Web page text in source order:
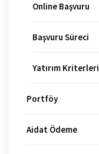
Online Başvuru
Başvuru Süreci
Yatırım Kriterleri
Portföy
Aidat Ödeme